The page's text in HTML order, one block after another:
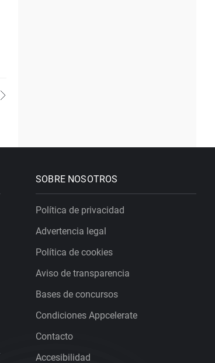
SOBRE NOSOTROS
Política de privacidad
Advertencia legal
Política de cookies
Aviso de transparencia
Bases de concursos
Condiciones Appcelerate
Contacto
Accesibilidad